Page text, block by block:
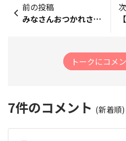
前の投稿
みなさんおつかれさまです！ お久しぶりです。Kiriです。 いよいよホノルルマラソンまで3週間となりましたね。 僕のまわりでは体調を崩す方が増えていますが、いかがお過ごしでしょうか? 僕は先月、東京レガシーハーフに参加してきました! 雨がすごくて、極寒のスタートでしたが、、、 なんとか楽しみながら走れました。 次こそ目標の100分切りを達成したいです。 (お粗末な添付写真ですが、ぼくです。 ハワイ現地で見かけたら声かけてください。。 実は、今回一人でホノマラ参加なので心細いんです。笑) 来週は地元で開催される、富士山マラソンに参加します。 今年からマラソンをはじめて、 初ウルトラ、初ハーフときて、 初フルマラソンになります。 晴れることを願って、楽しんできます！
トークにコメ
7件のコメント (新着順)